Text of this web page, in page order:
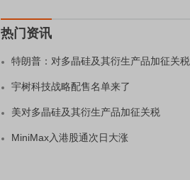
热门资讯
特朗普：对多晶硅及其衍生产品加征关税
宇树科技战略配售名单来了
美对多晶硅及其衍生产品加征关税
MiniMax入港股通次日大涨